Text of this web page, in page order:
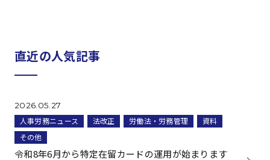
直近の人気記事
2026.05.27
人事労務ニュース 法改正 労働法・労務管理
資料
その他
令和8年6月から特定在留カードの運用が始まります